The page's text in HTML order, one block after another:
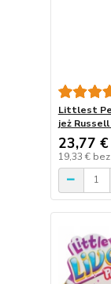
Littlest
jeż
23,77 €
19,33 €